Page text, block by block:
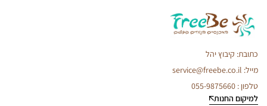
כתובת: קיבוץ יהל
מייל: service@freebe.co.il
טלפון : 055-9875660
למיקום החנות